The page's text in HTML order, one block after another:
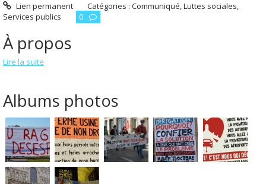
Lien permanent Catégories :Communiqué,Luttes sociales,
Services publics
0
À propos
Lire la suite
Albums photos